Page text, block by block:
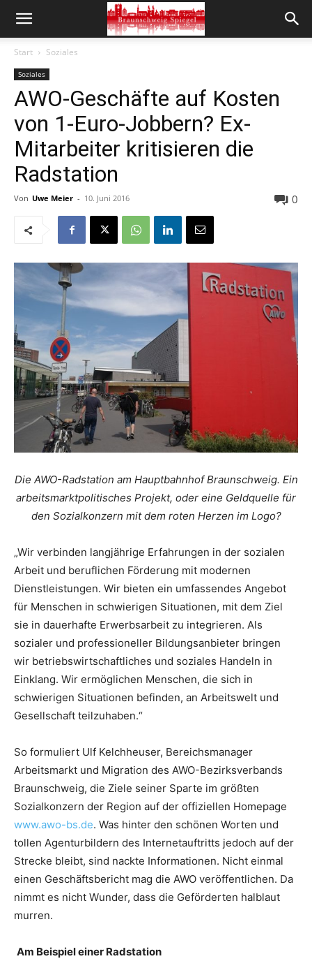
Start Soziales
Soziales
AWO-Geschäfte auf Kosten
von 1-Euro-Jobbern? Ex-
Mitarbeiter kritisieren die
Radstation
Von Uwe Meier - 10. Juni 2016 0
Die AWO-Radstation am Hauptbahnhof Braunschweig. Ein
arbeitsmarktpolitisches Projekt, oder eine Geldquelle für
den Sozialkonzern mit dem roten Herzen im Logo?
„Wir verbinden langjährige Erfahrungen in der sozialen
Arbeit und beruflichen Förderung mit modernen
Dienstleistungen. Wir bieten ein umfassendes Angebot
für Menschen in schwierigen Situationen, mit dem Ziel
sie in dauerhafte Erwerbsarbeit zu integrieren. Als
sozialer und professioneller Bildungsanbieter bringen
wir betriebswirtschaftliches und soziales Handeln in
Einklang. Wir ermöglichen Menschen, die sich in
schwierigen Situationen befinden, an Arbeitswelt und
Gesellschaft teilzuhaben.“
So formuliert Ulf Kelchheuser, Bereichsmanager
Arbeitsmarkt und Migration des AWO-Bezirksverbands
Braunschweig, die Ziele seiner Sparte im größten
Sozialkonzern der Region auf der offiziellen Homepage
www.awo-bs.de. Was hinter den schönen Worten und
tollen Agenturbildern des Internetauftritts jedoch auf der
Strecke bleibt, sind nackte Informationen. Nicht einmal
einen Geschäftsbericht mag die AWO veröffentlichen. Da
nimmt es nicht Wunder, dass die Geförderten halblaut
murren.
Am Beispiel einer Radstation